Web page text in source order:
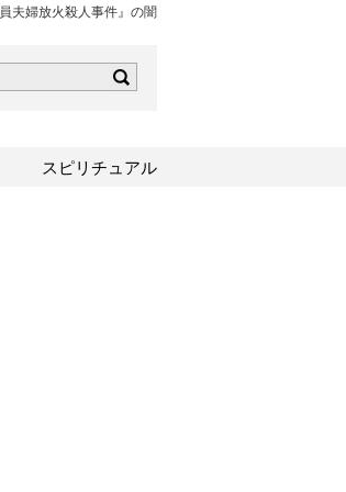
夫婦放火殺人事件』の闇
スピリチュアル